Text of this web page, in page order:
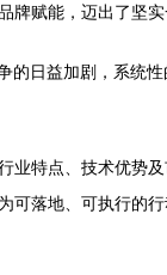
赋能，迈出了坚实
的日益加剧，系统
业特点、技术优势
可落地、可执行的